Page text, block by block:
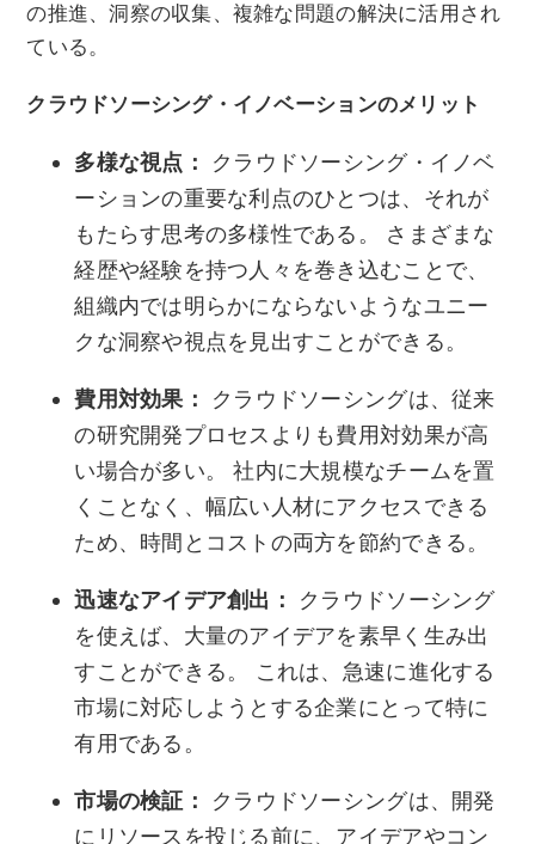
の推進、洞察の収集、複雑な問題の解決に活用され
ている。
クラウドソーシング・イノベーションのメリット
多様な視点：
クラウドソーシング・イノベ
ーションの重要な利点のひとつは、それが
もたらす思考の多様性である。 さまざまな
経歴や経験を持つ人々を巻き込むことで、
組織内では明らかにならないようなユニー
クな洞察や視点を見出すことができる。
費用対効果：
クラウドソーシングは、従来
の研究開発プロセスよりも費用対効果が高
い場合が多い。 社内に大規模なチームを置
くことなく、幅広い人材にアクセスできる
ため、時間とコストの両方を節約できる。
迅速なアイデア創出：
クラウドソーシング
を使えば、大量のアイデアを素早く生み出
すことができる。 これは、急速に進化する
市場に対応しようとする企業にとって特に
有用である。
市場の検証： クラウドソーシングは、開発
にリソースを投じる前に、アイデアやコン